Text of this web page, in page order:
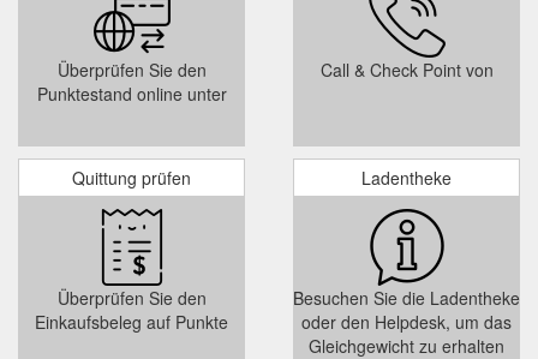
Überprüfen Sie den
Punktestand online unter
Call & Check Point von
Quittung prüfen
Überprüfen Sie den
Einkaufsbeleg auf Punkte
Ladentheke
Besuchen Sie die Ladentheke
oder den Helpdesk, um das
Gleichgewicht zu erhalten